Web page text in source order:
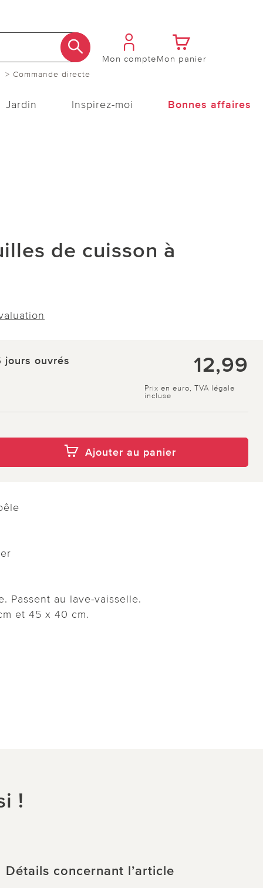
> Commande directe
Mon compteMon panier
Jardin Inspirez-moi Bonnes affaires
de cuisson à
jours ouvrés 12,99
Prix en euro, TVA légale
incluse
Ajouter au panier
Passent au lave-vaisselle.
et 45 x 40 cm.
!
Détails concernant l’article